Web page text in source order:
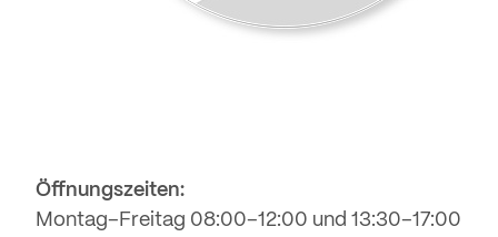
Öffnungszeiten:
Montag–Freitag 08:00–12:00 und 13:30–17:00